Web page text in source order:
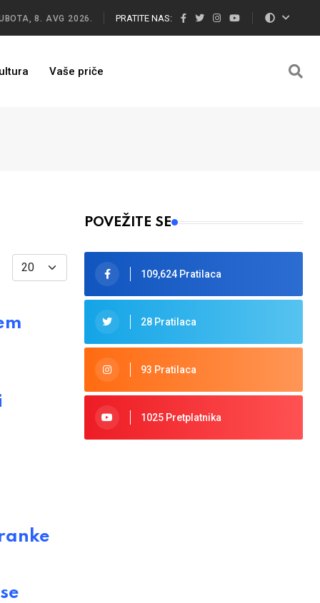
8. AVG 2026. PRATITE NAS:
Vaše priče
Display #
POVEŽITE SE
109,624 Pratilaca
28 Pratilaca
93 Pratilaca
1025 Pretplatnika